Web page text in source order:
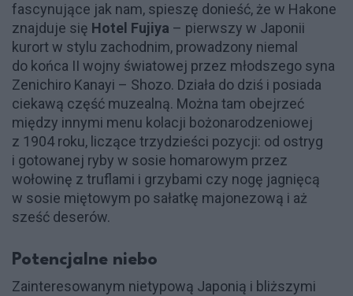
fascynujące jak nam, spieszę donieść, że w Hakone
znajduje się Hotel Fujiya – pierwszy w Japonii
kurort w stylu zachodnim, prowadzony niemal
do końca II wojny światowej przez młodszego syna
Zenichiro Kanayi – Shozo. Działa do dziś i posiada
ciekawą część muzealną. Można tam obejrzeć
między innymi menu kolacji bożonarodzeniowej
z 1904 roku, liczące trzydzieści pozycji: od ostryg
i gotowanej ryby w sosie homarowym przez
wołowinę z truflami i grzybami czy nogę jagnięcą
w sosie miętowym po sałatkę majonezową i aż
sześć deserów.
Potencjalne niebo
Zainteresowanym nietypową Japonią i bliższymi